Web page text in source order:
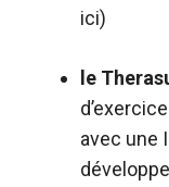
ici)
le
avec une